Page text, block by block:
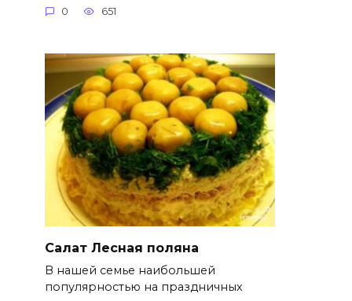
0 651
Салат Лесная поляна
В нашей семье наибольшей
популярностью на праздничных